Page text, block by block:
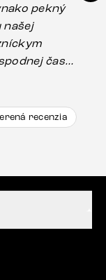
pekný
našej
časti
pristúpili
Delife
recenzia